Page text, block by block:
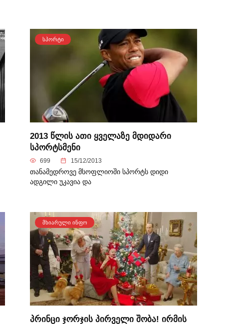
ᲡᲞᲝᲠᲢᲘ
2013 წლის ათი ყველაზე მდიდარი
სპორტსმენი
699 15/12/2013
თანამედროვე მსოფლიოში სპორტს დიდი
ადგილი უკავია და
ᲛᲮᲘᲐᲠᲣᲚᲘ ᲘᲜᲤᲝ
პრინცი ჯორჯის პირველი შობა! ირმის